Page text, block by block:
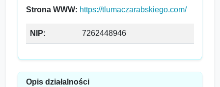
Strona WWW: https://tlumaczarabskiego.com/
NIP: 7262448946
Opis działalności